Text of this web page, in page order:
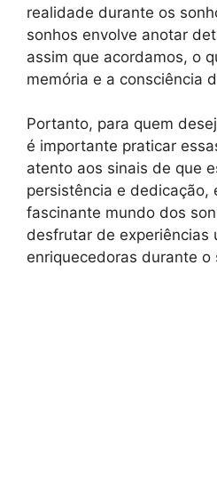
realidade durante os
sonhos envolve anotar
assim que acordamos, o
memória e a consciência
Portanto, para quem
é importante praticar
atento aos sinais de que
persistência e dedicação,
fascinante mundo dos
desfrutar de experiências
enriquecedoras durante o